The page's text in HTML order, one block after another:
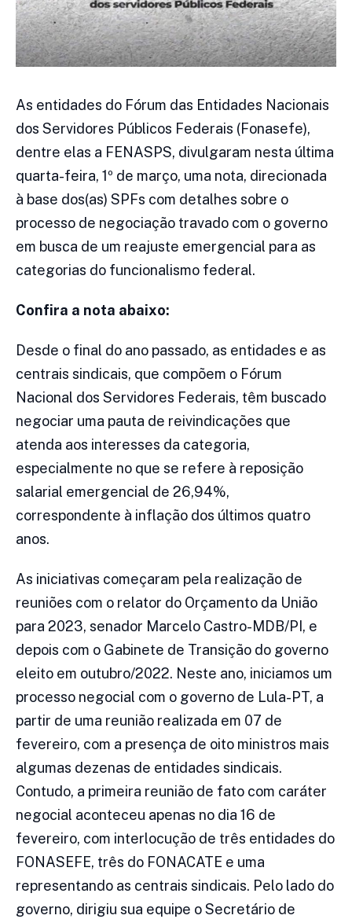
As entidades do Fórum das Entidades Nacionais
dos Servidores Públicos Federais (Fonasefe),
dentre elas a FENASPS, divulgaram nesta última
quarta-feira, 1º de março, uma nota, direcionada
à base dos(as) SPFs com detalhes sobre o
processo de negociação travado com o governo
em busca de um reajuste emergencial para as
categorias do funcionalismo federal.
Confira a nota abaixo:
Desde o final do ano passado, as entidades e as
centrais sindicais, que compõem o Fórum
Nacional dos Servidores Federais, têm buscado
negociar uma pauta de reivindicações que
atenda aos interesses da categoria,
especialmente no que se refere à reposição
salarial emergencial de 26,94%,
correspondente à inflação dos últimos quatro
anos.
As iniciativas começaram pela realização de
reuniões com o relator do Orçamento da União
para 2023, senador Marcelo Castro-MDB/PI, e
depois com o Gabinete de Transição do governo
eleito em outubro/2022. Neste ano, iniciamos um
processo negocial com o governo de Lula-PT, a
partir de uma reunião realizada em 07 de
fevereiro, com a presença de oito ministros mais
algumas dezenas de entidades sindicais.
Contudo, a primeira reunião de fato com caráter
negocial aconteceu apenas no dia 16 de
fevereiro, com interlocução de três entidades do
FONASEFE, três do FONACATE e uma
representando as centrais sindicais. Pelo lado do
governo, dirigiu sua equipe o Secretário de